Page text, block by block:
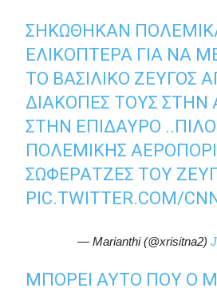
ΣΗΚΏΘΗΚΑΝ
ΕΛΙΚΌΠΤΕΡΑ ΓΙΑ ΝΑ
ΤΟ ΒΑΣΙΛΙΚΌ ΖΕΎΓΟΣ
ΔΙΑΚΟΠΈΣ ΤΟΥΣ ΣΤΗΝ
ΣΤΗΝ ΕΠΊΔΑΥΡΟ
ΠΟΛΕΜΙΚΉΣ
ΣΩΦΕΡΑΤΖΕΣ ΤΟΥ
PIC.TWITTER.COM/
— Marianthi (@xrisitna2)
ΜΠΟΡΕΊ ΑΥΤΌ ΠΟΥ Ο